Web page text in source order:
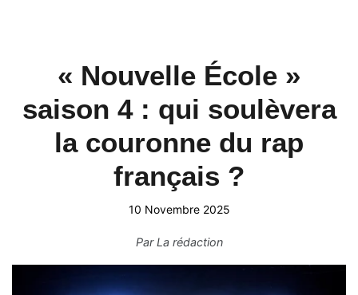
« Nouvelle École »
saison 4 : qui soulèvera
la couronne du rap
français ?
10 Novembre 2025
ParLa rédaction